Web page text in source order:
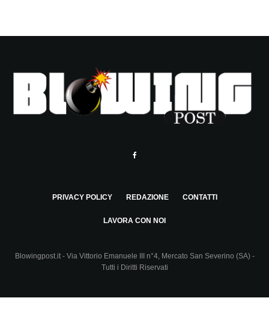
PRIVACY POLICY REDAZIONE CONTATTI
LAVORA CON NOI
Blowingpost.it - Via Vittorio Emanuele III n°4, Mercato San Severino (SA) -
Tutti i Diritti Riservati